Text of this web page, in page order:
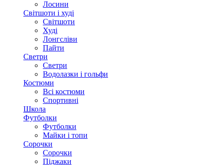
Лосини
Світшоти і худі
Світшоти
Худі
Лонгсліви
Пайти
Светри
Светри
Водолазки і гольфи
Костюми
Всі костюми
Спортивні
Школа
Футболки
Футболки
Майки і топи
Сорочки
Сорочки
Піджаки